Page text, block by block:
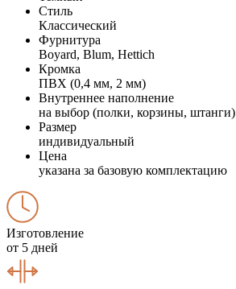
Стиль
Классический
Фурнитура
Boyard, Blum, Hettich
Кромка
ПВХ (0,4 мм, 2 мм)
Внутреннее наполнение
на выбор (полки, корзины, штанги)
Размер
индивидуальный
Цена
указана за базовую комплектацию
Изготовление
от 5 дней